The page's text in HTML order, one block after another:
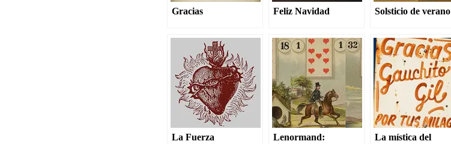
Gracias Feliz Navidad Solsticio de verano
La Fuerza
Lenormand:
La mística del